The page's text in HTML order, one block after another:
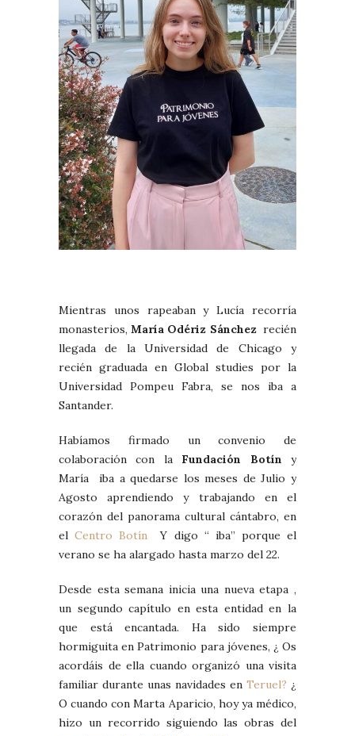
Mientras unos rapeaban y Lucía recorría
monasterios,María Odériz Sánchezrecién
llegada de la Universidad de Chicago y
recién graduada en Global studies por la
Universidad Pompeu Fabra, se nos iba a
Santander.
Habíamos firmado un convenio de
colaboración con la Fundación Botín y
María iba a quedarse los meses de Julio y
Agosto aprendiendo y trabajando en el
corazón del panorama cultural cántabro, en
elCentro Botín
Y digo “ iba” porque el
verano se ha alargado hasta marzo del 22.
Desde esta semana inicia una nueva etapa ,
un segundo capítulo en esta entidad en la
que está encantada. Ha sido siempre
hormiguita en Patrimonio para jóvenes, ¿ Os
acordáis de ella cuando organizó una visita
familiar durante unas navidades en Teruel? ¿
O cuando con Marta Aparicio, hoy ya médico,
hizo un recorrido siguiendo las obras del